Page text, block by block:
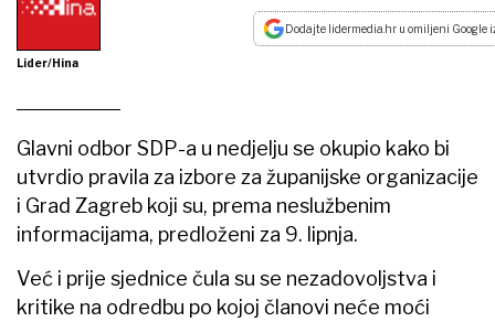
Lider/Hina
Dodajte lidermedia.hr u omiljeni Google
Glavni odbor SDP-a u nedjelju se okupio kako bi
utvrdio pravila za izbore za županijske organizacije
i Grad Zagreb koji su, prema neslužbenim
informacijama, predloženi za 9. lipnja.
Već i prije sjednice čula su se nezadovoljstva i
kritike na odredbu po kojoj članovi neće moći